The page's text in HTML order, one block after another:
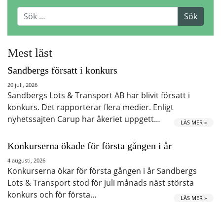
Mest läst
Sandbergs försatt i konkurs
20 juli, 2026
Sandbergs Lots & Transport AB har blivit försatt i
konkurs. Det rapporterar flera medier. Enligt
nyhetssajten Carup har åkeriet uppgett…
LÄS MER »
Konkurserna ökade för första gången i år
4 augusti, 2026
Konkurserna ökar för första gången i år Sandbergs
Lots & Transport stod för juli månads näst största
konkurs och för första…
LÄS MER »